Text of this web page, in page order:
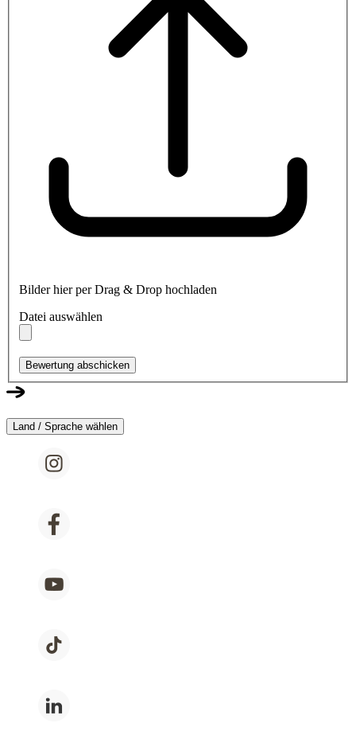
Bilder hier per Drag & Drop hochladen
Datei auswählen
Bewertung abschicken
Land / Sprache wählen